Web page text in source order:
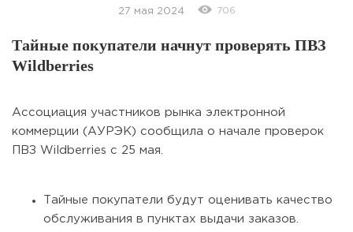
27 мая 2024 706
Тайные покупатели начнут проверять ПВЗ
Wildberries
Ассоциация участников рынка электронной
коммерции (АУРЭК) сообщила о начале проверок
ПВЗ Wildberries с 25 мая.
Тайные покупатели будут оценивать качество
обслуживания в пунктах выдачи заказов.